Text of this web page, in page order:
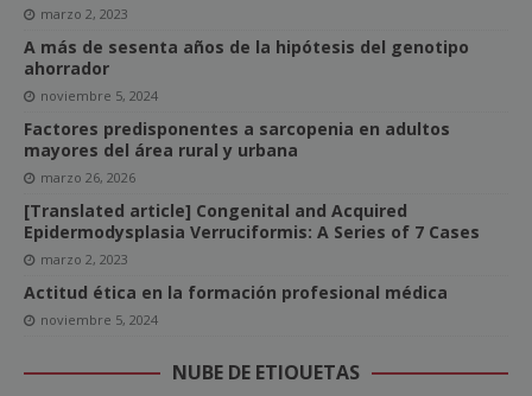
marzo 2, 2023
A más de sesenta años de la hipótesis del genotipo
ahorrador
noviembre 5, 2024
Factores predisponentes a sarcopenia en adultos
mayores del área rural y urbana
marzo 26, 2026
[Translated article] Congenital and Acquired
Epidermodysplasia Verruciformis: A Series of 7 Cases
marzo 2, 2023
Actitud ética en la formación profesional médica
noviembre 5, 2024
NUBE DE ETIQUETAS